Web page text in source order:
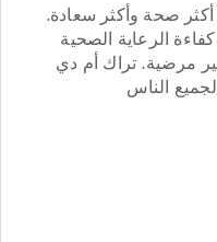
صحة وأكثر سعادة.
الرعاية الصحية
مرضية. تراك أم دي
الناس